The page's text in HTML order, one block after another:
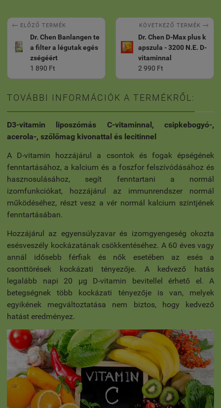
 ELŐZŐ TERMÉK
Dr. Chen Banlangen te
a filter a légutak egés
zségéért
1 890 Ft
KÖVETKEZŐ TERMÉK 
Dr. Chen D-Max plus k
apszula - 3200 N.E. D-
vitaminnal
2 990 Ft
TOVÁBBI INFORMÁCIÓK A TERMÉKRŐL:
D3-vitamin liposzómás C-vitaminnal, csipkebogyó-,
acerola-, szőlőmag kivonattal és lecitinnel
A D-vitamin hozzájárul a csontok és fogak épségének
fenntartásához, a kalcium és a foszfor felszívódásához és
hasznosulásához, segít fenntartani a normál
izomfunkciókat, hozzájárul az immunrendszer normál
működéséhez, részt vesz a vér normál kalcium szintjének
fenntartásában.
Hozzájárul az egyensúlyzavar és izomgyengeség okozta
esésveszély kockázatának csökkentéséhez. A 60 éves vagy
annál idősebb férfiak és nők esetében az esés a
csonttörések kockázati tényezője. A kedvező hatás
legalább napi 20 µg D-vitamin bevitellel érhető el. A
betegségnek több kockázati tényezője is van, melyek
egyikének megváltoztatása nem biztos, hogy kedvező
hatást eredményez.